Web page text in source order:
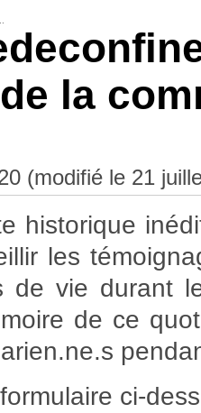
la
(modifié le 21
historique
les
de vie durant
de ce
ci-